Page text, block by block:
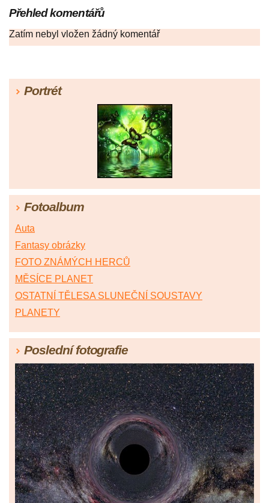
Přehled komentářů
Zatím nebyl vložen žádný komentář
Portrét
Fotoalbum
Auta
Fantasy obrázky
FOTO ZNÁMÝCH HERCŮ
MĚSÍCE PLANET
OSTATNÍ TĚLESA SLUNEČNÍ SOUSTAVY
PLANETY
Poslední fotografie